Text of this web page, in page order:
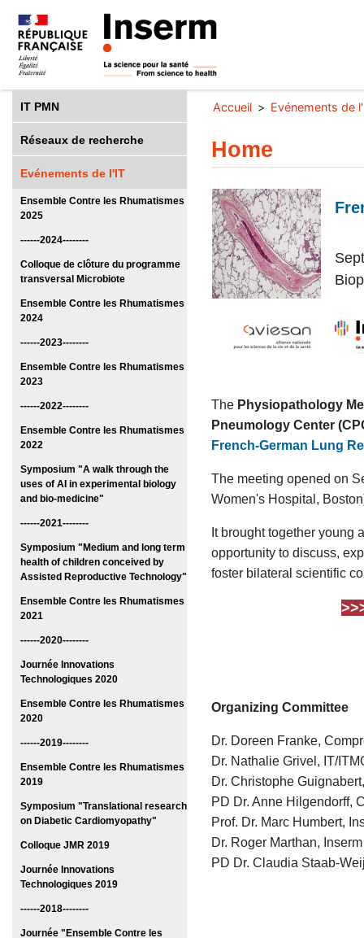
IT PMN
Réseaux de recherche
Evénements de l'IT
Ensemble Contre les Rhumatismes
2025
------2024--------
Colloque de clôture du programme
transversal Microbiote
Ensemble Contre les Rhumatismes
2024
------2023--------
Ensemble Contre les Rhumatismes
2023
------2022--------
Ensemble Contre les Rhumatismes
2022
Symposium "A walk through the
uses of AI in experimental biology
and bio-medicine"
------2021--------
Symposium "Medium and long term
health of children conceived by
Assisted Reproductive Technology"
Ensemble Contre les Rhumatismes
2021
------2020--------
Journée Innovations
Technologiques 2020
Ensemble Contre les Rhumatismes
2020
------2019--------
Ensemble Contre les Rhumatismes
2019
Symposium "Translational research
on Diabetic Cardiomyopathy"
Colloque JMR 2019
Journée Innovations
Technologiques 2019
------2018--------
Journée "Ensemble Contre les
Accueil Evénements de
Home
Bi
The Physiopathology
Pneumology Center
French-German Lung
The meeting opened on
Women's Hospital,
It brought together young
opportunity to discuss,
foster bilateral scientific
Organizing Committee
Dr. Doreen Franke,
Dr. Nathalie Grivel, IT/
Dr. Christophe
PD Dr. Anne Hilgendorff,
Prof. Dr. Marc Humbert,
Dr. Roger Marthan,
PD Dr. Claudia Staab-